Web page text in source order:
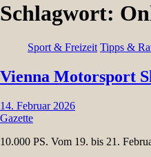
Schlagwort:
Sport & Freizeit Tipps &
Vienna Motorsport
14. Februar 2026
Gazette
10.000 PS. Vom 19. bis 21.